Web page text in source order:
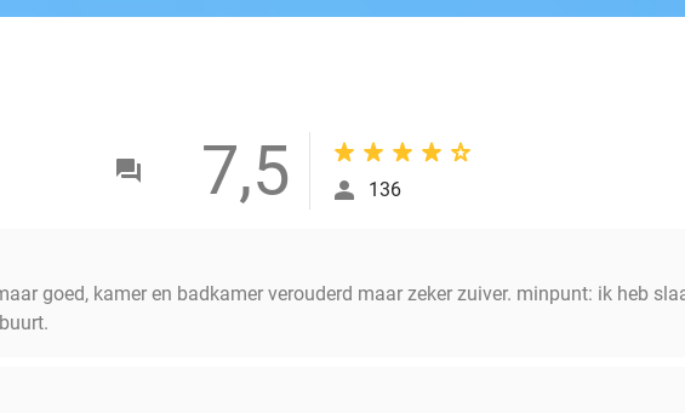
7,5 136
goed, kamer en badkamer verouderd maar zeker zuiver. minpunt: ik heb